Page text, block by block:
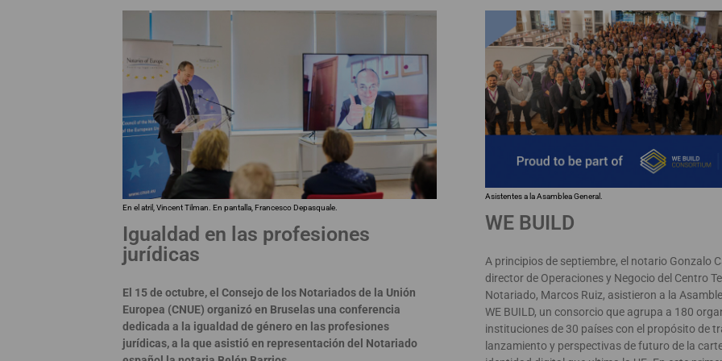
En el atril, Vincent Tilman. En pantalla, Francesco Depasquale.
Igualdad en las profesiones
jurídicas
El 15 de octubre, el Consejo de los Notariados de la Unión
Europea (CNUE) organizó en Bruselas una conferencia
dedicada a la igualdad de género en las profesiones
jurídicas, a la que asistió en representación del Notariado
Asistentes a la Asamblea General.
WE BUILD
A principios de septiembre, el notario Gonzalo
director de Operaciones y Negocio del Centro
Notariado, Marcos Ruiz, asistieron a la
WE BUILD, un consorcio que agrupa a 180
instituciones de 30 países con el propósito de
lanzamiento y perspectivas de futuro de la